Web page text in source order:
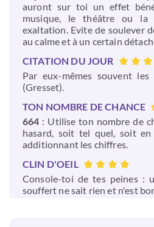
auront sur toi un effet
musique, le théâtre ou la
exaltation. Evite de soulever
au calme et à un certain
CITATION DU JOUR
Par eux-mêmes souvent
(Gresset).
TON NOMBRE DE CHANCE
664 : Utilise ton nombre de
hasard, soit tel quel, soit
additionnant les chiffres.
CLIN D'OEIL
Console-toi de tes peines :
souffert ne sait rien et n'est